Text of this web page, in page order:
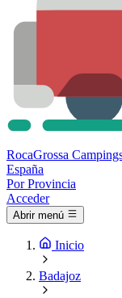
RocaGrossa
España
Por Provincia
Acceder
Abrir menú
Inicio
Badajoz